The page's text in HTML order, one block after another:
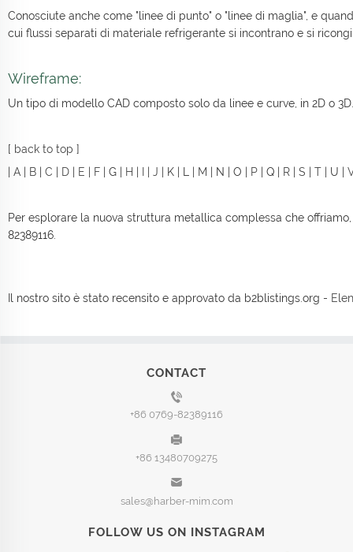
Conosciute anche come "linee di punto" o "linee di maglia", e
cui flussi separati di materiale refrigerante si incontrano e si
Wireframe:
Un tipo di modello CAD composto solo da linee e curve, in 2D o
[ back to top ]
A B C D E F | G | H J | K | L | M | N | O | P | Q | R S T | U |
Per esplorare la nuova struttura metallica complessa che
82389116.
Il nostro sito è stato recensito e approvato da b2blistings.org -
CONTACT
+86 0769-82389116
+86 13480709275
sales@harber-mim.com
FOLLOW US ON INSTAGRAM